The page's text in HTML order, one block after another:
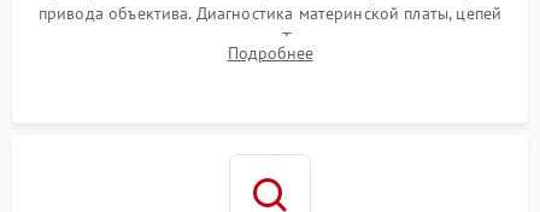
привода объектива. Диагностика материнской платы, цепей
питания и картоприемника. Тестирование механизма
затвора и блока внутрикамерной стабилизации.
Подробнее